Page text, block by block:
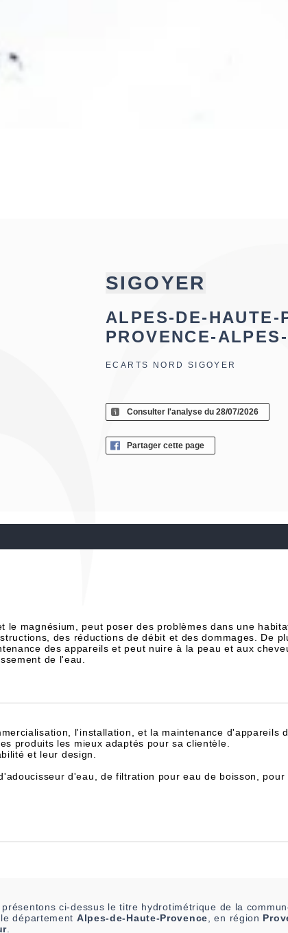
SIGOYER
ALPES-DE-HAUTE-
PROVENCE-
ECARTS NORD SIGOYER
Consulter l'analyse du 28/07/2026
Partager cette page
le magnésium, peut poser des problèmes dans une
des réductions de débit et des dommages. De
des appareils et peut nuire à la peau et aux
de l'eau.
l'installation, et la maintenance d'appareils
produits les mieux adaptés pour sa clientèle.
et leur design.
d'eau, de filtration pour eau de boisson,
présentons ci-dessus le titre hydrotimétrique de la
département Alpes-de-Haute-Provence, en région
.